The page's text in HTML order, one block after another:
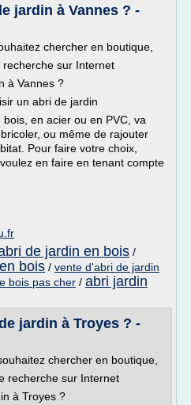
jardin à Vannes ? -
chercher en boutique,
sur Internet
à Vannes ?
un abri de jardin
en acier ou en PVC, va
ou même de rajouter
Pour faire votre choix,
en faire en tenant compte
de jardin en bois /
bois / vente d'abri de jardin
bois pas cher / abri jardin
jardin à Troyes ? -
chercher en boutique,
recherche sur Internet
à Troyes ?